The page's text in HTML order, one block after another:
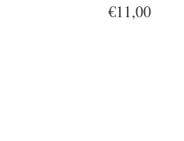
€11,00